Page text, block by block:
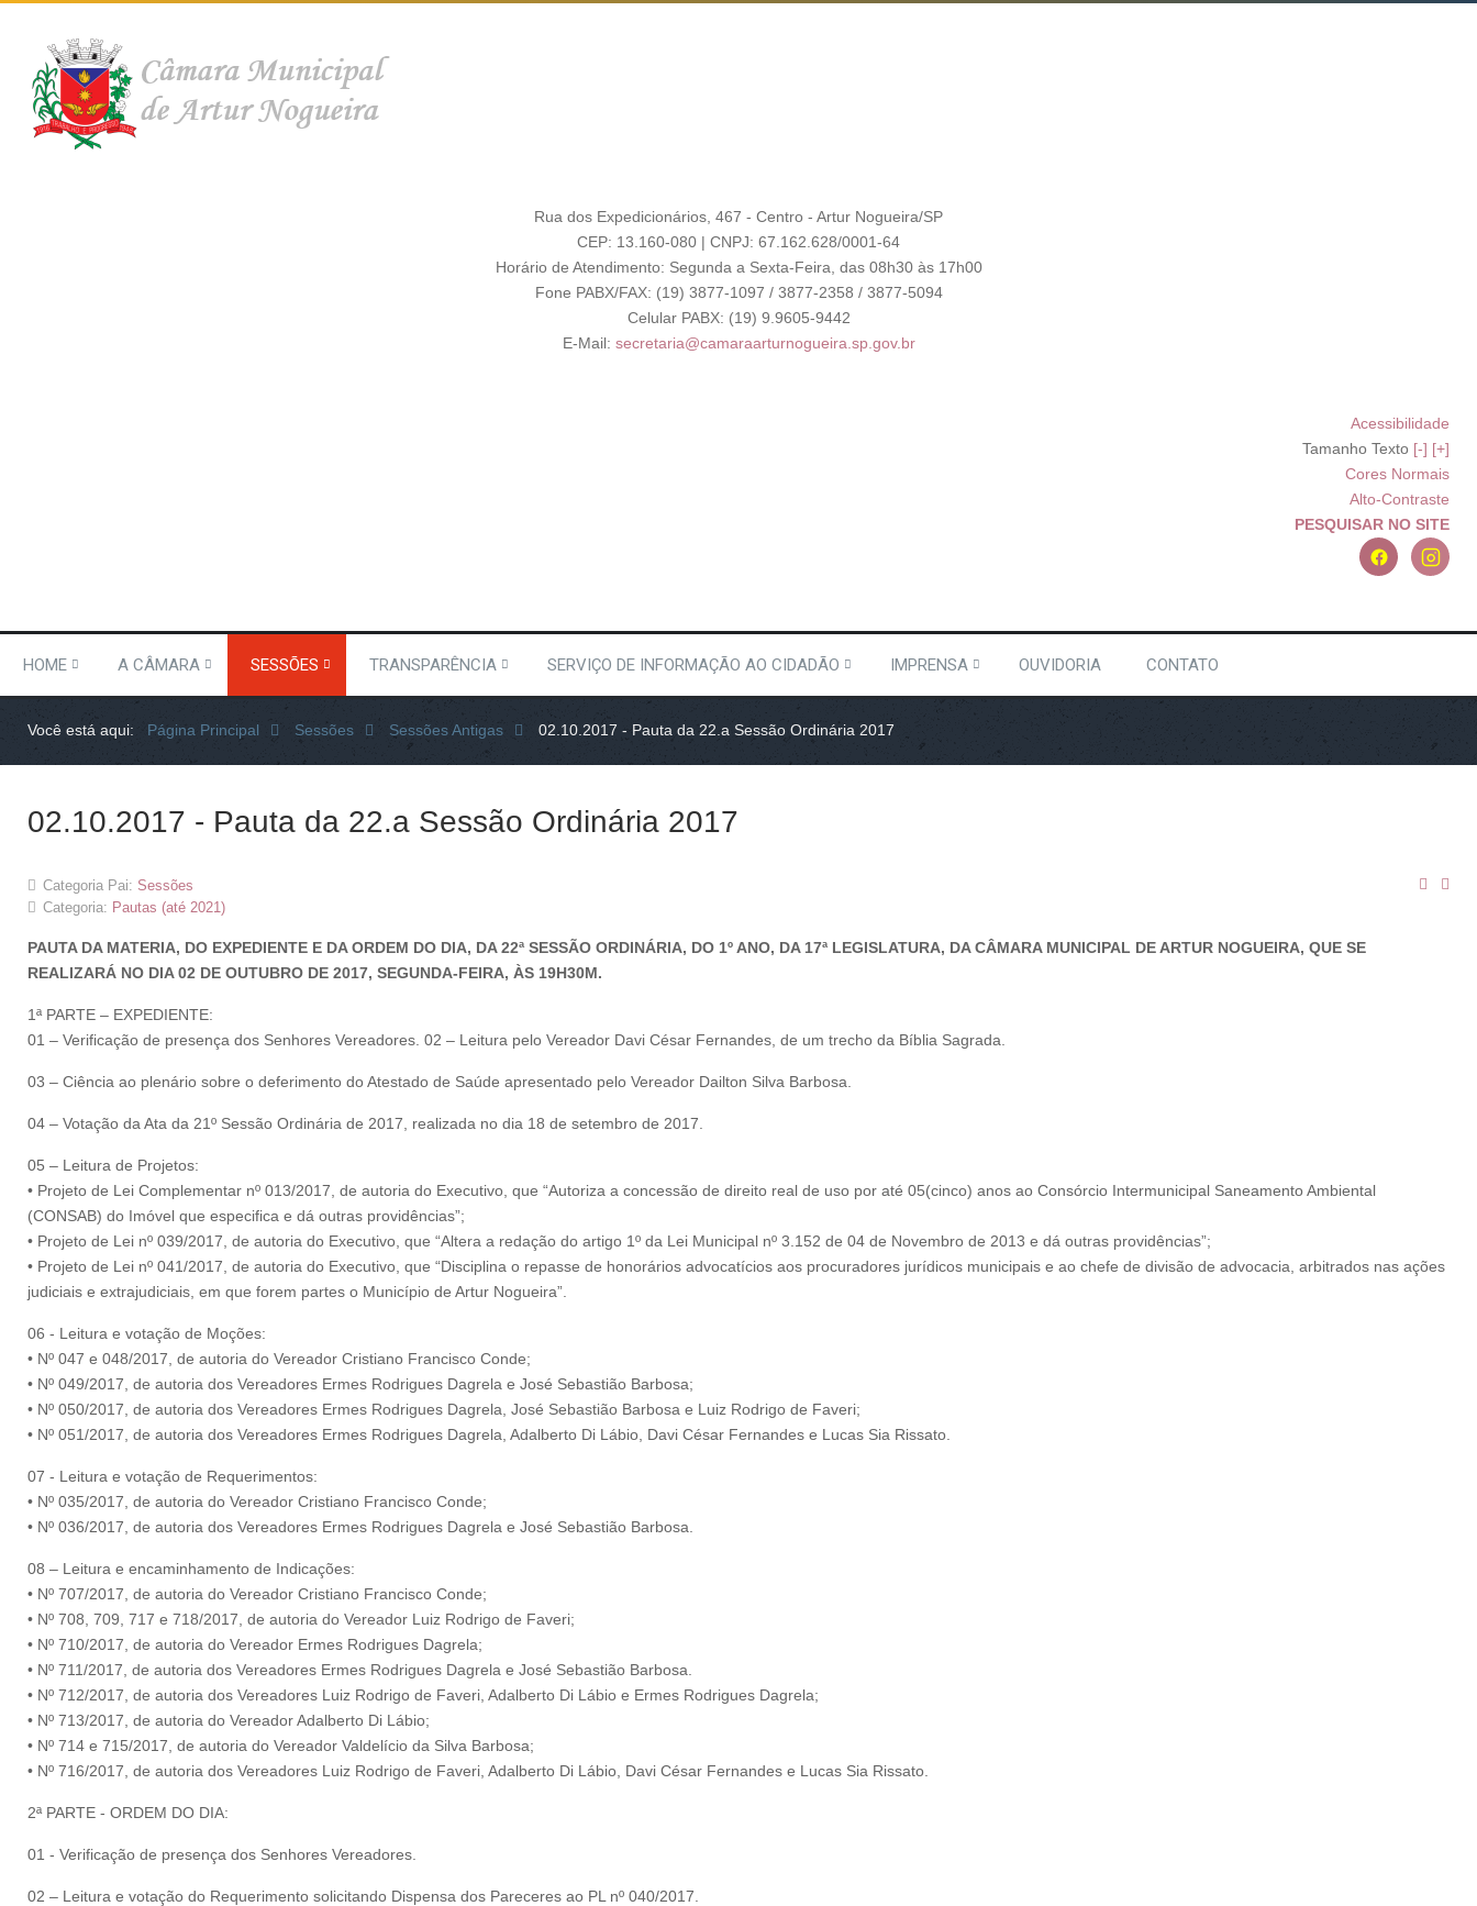
Rua dos Expedicionários, 467 - Centro - Artur Nogueira/SP
CEP: 13.160-080 | CNPJ: 67.162.628/0001-64
Horário de Atendimento: Segunda a Sexta-Feira, das 08h30 às 17h00
Fone PABX/FAX: (19) 3877-1097 / 3877-2358 / 3877-5094
Celular PABX: (19) 9.9605-9442
E-Mail: secretaria@camaraarturnogueira.sp.gov.br
Acessibilidade
Tamanho Texto [-] [+]
Cores Normais
Alto-Contraste
PESQUISAR NO SITE
HOME A CÂMARA SESSÕES TRANSPARÊNCIA SERVIÇO DE INFORMAÇÃO AO CIDADÃO IMPRENSA OUVIDORIA CONTATO
Você está aqui: Página Principal Sessões Sessões Antigas 02.10.2017 - Pauta da 22.a Sessão Ordinária 2017
02.10.2017 - Pauta da 22.a Sessão Ordinária 2017
Categoria Pai: Sessões
Categoria: Pautas (até 2021)
PAUTA DA MATERIA, DO EXPEDIENTE E DA ORDEM DO DIA, DA 22ª SESSÃO ORDINÁRIA, DO 1º ANO, DA 17ª LEGISLATURA, DA CÂMARA MUNICIPAL DE ARTUR NOGUEIRA, QUE SE
REALIZARÁ NO DIA 02 DE OUTUBRO DE 2017, SEGUNDA-FEIRA, ÀS 19H30M.
1ª PARTE – EXPEDIENTE:
01 – Verificação de presença dos Senhores Vereadores. 02 – Leitura pelo Vereador Davi César Fernandes, de um trecho da Bíblia Sagrada.
03 – Ciência ao plenário sobre o deferimento do Atestado de Saúde apresentado pelo Vereador Dailton Silva Barbosa.
04 – Votação da Ata da 21º Sessão Ordinária de 2017, realizada no dia 18 de setembro de 2017.
05 – Leitura de Projetos:
• Projeto de Lei Complementar nº 013/2017, de autoria do Executivo, que “Autoriza a concessão de direito real de uso por até 05(cinco) anos ao Consórcio Intermunicipal Saneamento Ambiental
(CONSAB) do Imóvel que especifica e dá outras providências”;
• Projeto de Lei nº 039/2017, de autoria do Executivo, que “Altera a redação do artigo 1º da Lei Municipal nº 3.152 de 04 de Novembro de 2013 e dá outras providências”;
• Projeto de Lei nº 041/2017, de autoria do Executivo, que “Disciplina o repasse de honorários advocatícios aos procuradores jurídicos municipais e ao chefe de divisão de advocacia, arbitrados nas ações
judiciais e extrajudiciais, em que forem partes o Município de Artur Nogueira”.
06 - Leitura e votação de Moções:
• Nº 047 e 048/2017, de autoria do Vereador Cristiano Francisco Conde;
• Nº 049/2017, de autoria dos Vereadores Ermes Rodrigues Dagrela e José Sebastião Barbosa;
• Nº 050/2017, de autoria dos Vereadores Ermes Rodrigues Dagrela, José Sebastião Barbosa e Luiz Rodrigo de Faveri;
• Nº 051/2017, de autoria dos Vereadores Ermes Rodrigues Dagrela, Adalberto Di Lábio, Davi César Fernandes e Lucas Sia Rissato.
07 - Leitura e votação de Requerimentos:
• Nº 035/2017, de autoria do Vereador Cristiano Francisco Conde;
• Nº 036/2017, de autoria dos Vereadores Ermes Rodrigues Dagrela e José Sebastião Barbosa.
08 – Leitura e encaminhamento de Indicações:
• Nº 707/2017, de autoria do Vereador Cristiano Francisco Conde;
• Nº 708, 709, 717 e 718/2017, de autoria do Vereador Luiz Rodrigo de Faveri;
• Nº 710/2017, de autoria do Vereador Ermes Rodrigues Dagrela;
• Nº 711/2017, de autoria dos Vereadores Ermes Rodrigues Dagrela e José Sebastião Barbosa.
• Nº 712/2017, de autoria dos Vereadores Luiz Rodrigo de Faveri, Adalberto Di Lábio e Ermes Rodrigues Dagrela;
• Nº 713/2017, de autoria do Vereador Adalberto Di Lábio;
• Nº 714 e 715/2017, de autoria do Vereador Valdelício da Silva Barbosa;
• Nº 716/2017, de autoria dos Vereadores Luiz Rodrigo de Faveri, Adalberto Di Lábio, Davi César Fernandes e Lucas Sia Rissato.
2ª PARTE - ORDEM DO DIA:
01 - Verificação de presença dos Senhores Vereadores.
02 – Leitura e votação do Requerimento solicitando Dispensa dos Pareceres ao PL nº 040/2017.